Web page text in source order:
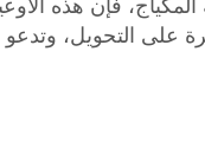
المكياج، فإن هذه
على التحويل،